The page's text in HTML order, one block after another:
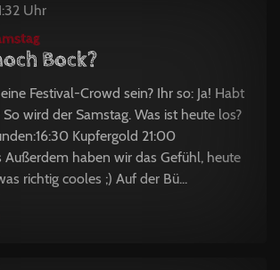
Uhr
Bock?
Festival-Crowd sein? Ihr so: Ja! Habt
wird der Samstag. Was ist heute los?
Kupfergold 21:00
Außerdem haben wir das Gefühl, heute
richtig cooles ;) Auf der Bü...